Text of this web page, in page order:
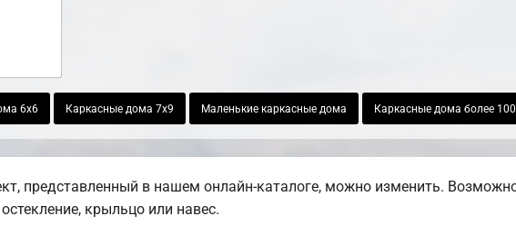
6х6 Каркасные дома 7х9 Маленькие каркасные дома Каркасные дома более
представленный в нашем онлайн-каталоге, можно изменить.
крыльцо или навес.